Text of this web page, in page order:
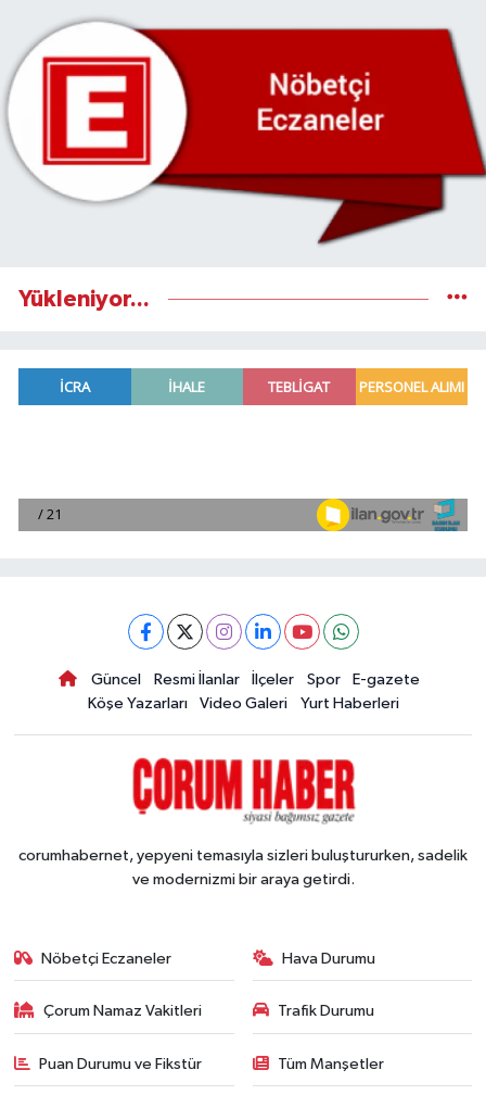
Yükleniyor...
Güncel Resmi İlanlar İlçeler Spor
E-gazete
Köşe Yazarları
Video Galeri Yurt Haberleri
corumhabernet, yepyeni temasıyla sizleri buluştururken, sadelik
ve modernizmi bir araya getirdi.
Nöbetçi Eczaneler Hava Durumu
Çorum Namaz Vakitleri Trafik Durumu
Puan Durumu ve Fikstür Tüm Manşetler